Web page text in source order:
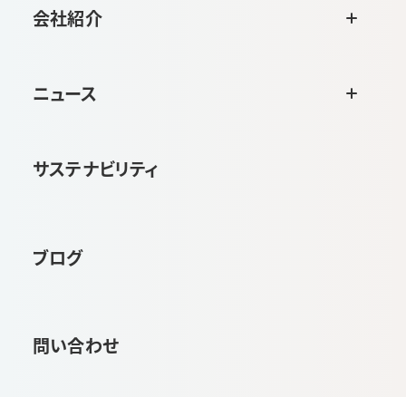
会社紹介
ニュース
サステナビリティ
ブログ
問い合わせ